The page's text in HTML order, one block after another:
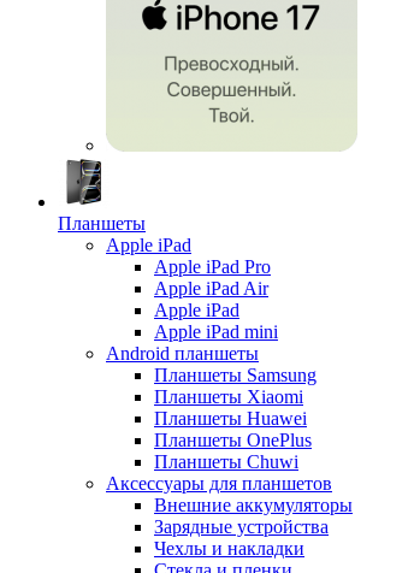
Планшеты
Apple iPad
Apple iPad Pro
Apple iPad Air
Apple iPad
Apple iPad mini
Android планшеты
Планшеты Samsung
Планшеты Xiaomi
Планшеты Huawei
Планшеты OnePlus
Планшеты Chuwi
Аксессуары для планшетов
Внешние аккумуляторы
Зарядные устройства
Чехлы и накладки